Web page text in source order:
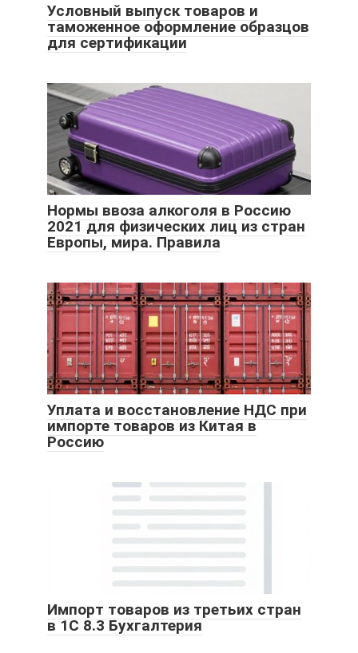
Условный выпуск товаров и
таможенное оформление образцов
для сертификации
Нормы ввоза алкоголя в Россию
2021 для физических лиц из стран
Европы, мира. Правила
Уплата и восстановление НДС при
импорте товаров из Китая в
Россию
Импорт товаров из третьих стран
в 1С 8.3 Бухгалтерия